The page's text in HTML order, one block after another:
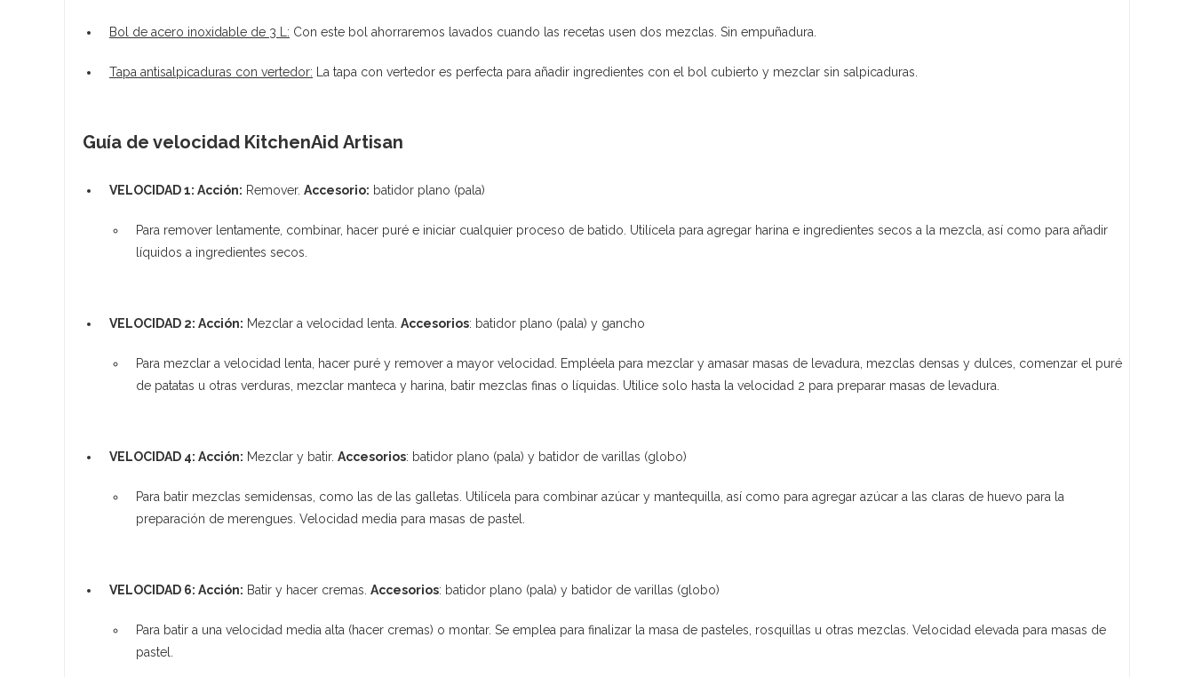
Bol de acero inoxidable de 3 L: Con este bol ahorraremos lavados cuando las recetas usen dos mezclas. Sin empuñadura.
Tapa antisalpicaduras con vertedor: La tapa con vertedor es perfecta para añadir ingredientes con el bol cubierto y mezclar sin salpicaduras.
Guía de velocidad KitchenAid Artisan
VELOCIDAD 1: Acción: Remover. Accesorio: batidor plano (pala)
Para remover lentamente, combinar, hacer puré e iniciar cualquier proceso de batido. Utilícela para agregar harina e ingredientes secos a la mezcla, así como para añadir
líquidos a ingredientes secos.
VELOCIDAD 2: Acción: Mezclar a velocidad lenta. Accesorios: batidor plano (pala) y gancho
Para mezclar a velocidad lenta, hacer puré y remover a mayor velocidad. Empléela para mezclar y amasar masas de levadura, mezclas densas y dulces, comenzar el puré
de patatas u otras verduras, mezclar manteca y harina, batir mezclas finas o líquidas. Utilice solo hasta la velocidad 2 para preparar masas de levadura.
VELOCIDAD 4: Acción: Mezclar y batir. Accesorios: batidor plano (pala) y batidor de varillas (globo)
Para batir mezclas semidensas, como las de las galletas. Utilícela para combinar azúcar y mantequilla, así como para agregar azúcar a las claras de huevo para la
preparación de merengues. Velocidad media para masas de pastel.
VELOCIDAD 6: Acción: Batir y hacer cremas. Accesorios: batidor plano (pala) y batidor de varillas (globo)
Para batir a una velocidad media alta (hacer cremas) o montar. Se emplea para finalizar la masa de pasteles, rosquillas u otras mezclas. Velocidad elevada para masas de
pastel.